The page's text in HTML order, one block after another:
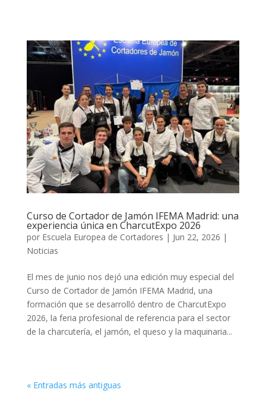
Curso de Cortador de Jamón IFEMA Madrid: una
experiencia única en CharcutExpo 2026
por Escuela Europea de Cortadores | Jun 22, 2026 |
Noticias
El mes de junio nos dejó una edición muy especial del
Curso de Cortador de Jamón IFEMA Madrid, una
formación que se desarrolló dentro de CharcutExpo
2026, la feria profesional de referencia para el sector
de la charcutería, el jamón, el queso y la maquinaria...
« Entradas más antiguas